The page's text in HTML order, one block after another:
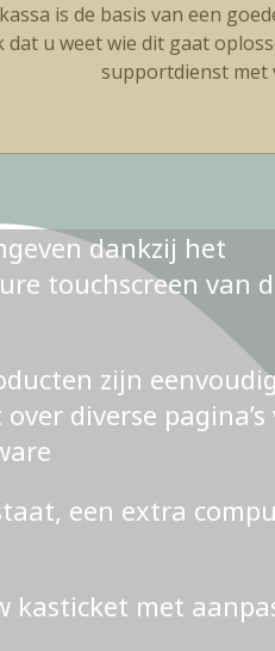
is de basis van een
u weet wie dit gaat
supportdienst met
dankzij het
touchscreen van
zijn
diverse pagina’s
een extra
kasticket met